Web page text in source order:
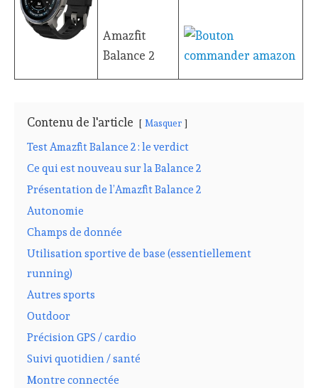
Amazfit
Balance 2
Contenu de l'article Masquer
Test Amazfit Balance 2 : le verdict
Ce qui est nouveau sur la Balance 2
Présentation de l’Amazfit Balance 2
Autonomie
Champs de donnée
Utilisation sportive de base (essentiellement
running)
Autres sports
Outdoor
Précision GPS / cardio
Suivi quotidien / santé
Montre connectée